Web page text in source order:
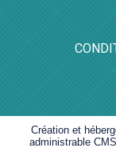
Création et
administrable